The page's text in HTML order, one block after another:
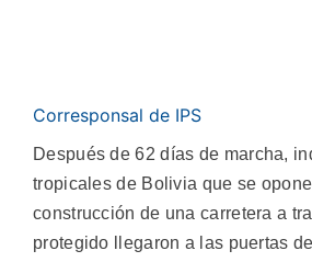
Corresponsal de IPS
Después de 62 días de marcha,
tropicales de Bolivia que se
construcción de una carretera a
protegido llegaron a las puertas